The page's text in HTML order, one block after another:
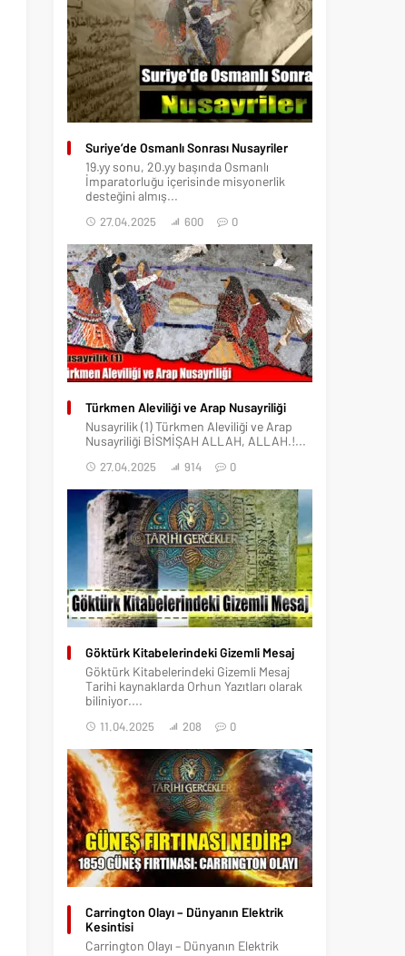
Suriye’de Osmanlı Sonrası Nusayriler
19.yy sonu, 20.yy başında Osmanlı
İmparatorluğu içerisinde misyonerlik
desteğini almış...
27.04.2025 600 0
Türkmen Aleviliği ve Arap Nusayriliği
Nusayrilik (1) Türkmen Aleviliği ve Arap
Nusayriliği BİSMİŞAH ALLAH, ALLAH.!...
27.04.2025 914 0
Göktürk Kitabelerindeki Gizemli Mesaj
Göktürk Kitabelerindeki Gizemli Mesaj
Tarihi kaynaklarda Orhun Yazıtları olarak
biliniyor....
11.04.2025 208 0
Carrington Olayı – Dünyanın Elektrik
Kesintisi
Carrington Olayı – Dünyanın Elektrik